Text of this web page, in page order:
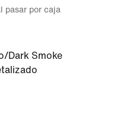
pasar por caja
Dark Smoke